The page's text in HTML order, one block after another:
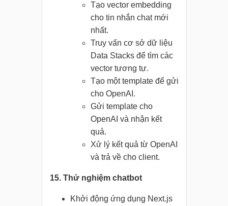
Tạo vector embedding
cho tin nhắn chat mới
nhất.
Truy vấn cơ sở dữ liệu
Data Stacks để tìm các
vector tương tự.
Tạo một template để gửi
cho OpenAI.
Gửi template cho
OpenAI và nhận kết
quả.
Xử lý kết quả từ OpenAI
và trả về cho client.
15. Thử nghiệm chatbot
Khởi động ứng dụng Next.js